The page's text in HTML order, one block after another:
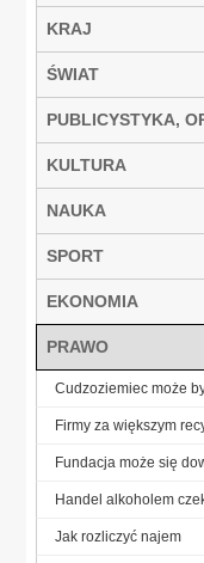
KRAJ
ŚWIAT
PUBLICYSTYKA,
KULTURA
NAUKA
SPORT
EKONOMIA
PRAWO
Cudzoziemiec może
Firmy za większym
Fundacja może się
Handel alkoholem
Jak rozliczyć najem